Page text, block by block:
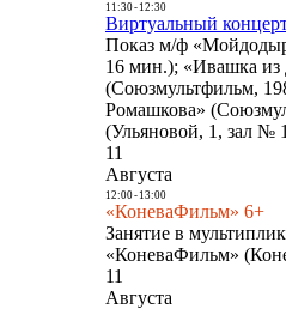
11:30- 12:30
Виртуальный
Показ м/ф
16 мин.); «Ивашка из
(Союзмультфильм,
Ромашкова»
(Ульяновой, 1, зал №
11
Августа
12:00- 13:00
«КоневаФильм» 6+
Занятие в
«КоневаФильм»
11
Августа